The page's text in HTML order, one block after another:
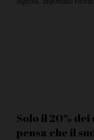
Solo il 20%
pensa che il